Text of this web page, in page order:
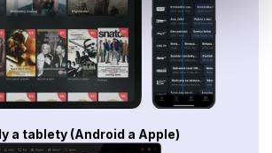
a tablety (Android a Apple)